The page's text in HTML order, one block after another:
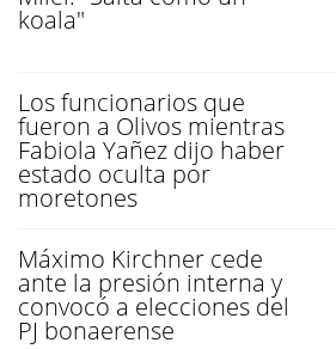
koala"
Los funcionarios que
fueron a Olivos mientras
Fabiola Yañez dijo haber
estado oculta por
moretones
Máximo Kirchner cede
ante la presión interna y
convocó a elecciones del
PJ bonaerense